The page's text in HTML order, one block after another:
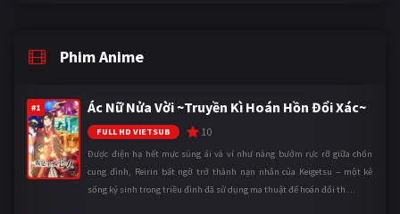
Phim Anime
#1 Ác Nữ Nửa Vời ~Truyền Kì Hoán Hồn Đổi Xác~
FULL HD VIETSUB 10
Được điện hạ hết mực sủng ái và ví như nàng bướm rực rỡ giữa chốn
cung đình, Reirin bất ngờ trở thành nạn nhân của Keigetsu – một kẻ
sống ký sinh trong triều đình đã sử dụng ma thuật để hoán đổi th ...